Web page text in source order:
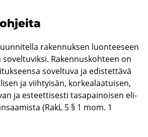
ra­ken­nuk­sen luon­tee­seen
Ra­ken­nus­koh­teen on
so­vel­tu­va ja edis­tet­tä­vä
ja viih­tyi­sän, kor­kea­laa­tui­sen,
ja es­teet­ti­ses­ti ta­sa­pai­noi­sen eli­
(RakL 5 § 1 mom. 1